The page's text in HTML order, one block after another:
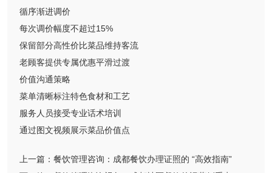
循序渐进调价
每次调价幅度不超过15%
保留部分高性价比菜品维持客流
老顾客提供专属优惠平滑过渡
价值沟通策略
菜单清晰标注特色食材和工艺
服务人员接受专业话术培训
通过图文视频展示菜品价值点
上一篇： 餐饮管理咨询：成都餐饮办理证照的 “高效指南”